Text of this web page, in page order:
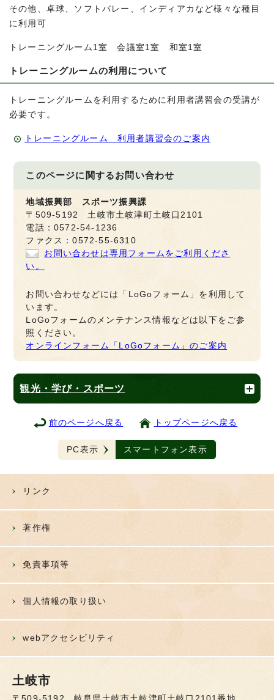
その他、卓球、ソフトバレー、インディアカなど様々な種目
に利用可
トレーニングルーム1室 会議室1室 和室1室
トレーニングルームの利用について
トレーニングルームを利用するために利用者講習会の受講が
必要です。
トレーニングルーム 利用者講習会のご案内
このページに関するお問い合わせ
地域振興部 スポーツ振興課
〒509-5192 土岐市土岐津町土岐口2101
電話：0572-54-1236
ファクス：0572-55-6310
お問い合わせは専用フォームをご利用くださ
い。
お問い合わせなどには「LoGoフォーム」を利用して
います。
LoGoフォームのメンテナンス情報などは以下をご参
照ください。
オンラインフォーム「LoGoフォーム」のご案内
観光・学び・スポーツ
前のページへ戻る トップページへ戻る
PC表示 スマートフォン表示
リンク
著作権
免責事項等
個人情報の取り扱い
webアクセシビリティ
土岐市